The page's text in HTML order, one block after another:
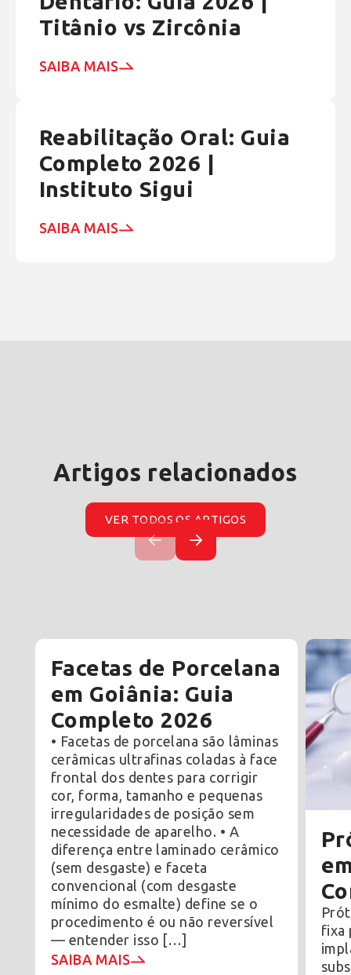
Titânio vs Zircônia
SAIBA MAIS
Reabilitação Oral: Guia
Completo 2026 |
Instituto Sigui
SAIBA MAIS
Artigos relacionados
VER TODOS OS ARTIGOS
Facetas de Porcelana
em Goiânia: Guia
Completo 2026
• Facetas de porcelana são lâminas
cerâmicas ultrafinas coladas à face
frontal dos dentes para corrigir
cor, forma, tamanho e pequenas
irregularidades de posição sem
necessidade de aparelho. • A
diferença entre laminado cerâmico
(sem desgaste) e faceta
convencional (com desgaste
mínimo do esmalte) define se o
procedimento é ou não reversível
— entender isso […]
SAIBA MAIS
fixa